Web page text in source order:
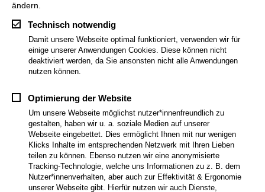
login
ändern.
Technisch notwendig
Damit unsere Webseite optimal funktioniert, verwenden wir für
einige unserer Anwendungen Cookies. Diese können nicht
deaktiviert werden, da Sie ansonsten nicht alle Anwendungen
nutzen können.
Optimierung der Website
Um unsere Webseite möglichst nutzer*innenfreundlich zu
gestalten, haben wir u. a. soziale Medien auf unserer
Webseite eingebettet. Dies ermöglicht Ihnen mit nur wenigen
Klicks Inhalte im entsprechenden Netzwerk mit Ihren Lieben
teilen zu können. Ebenso nutzen wir eine anonymisierte
Tracking-Technologie, welche uns Informationen zu z. B. dem
Nutzer*innenverhalten, aber auch zur Effektivität & Ergonomie
unserer Webseite gibt. Hierfür nutzen wir auch Dienste,